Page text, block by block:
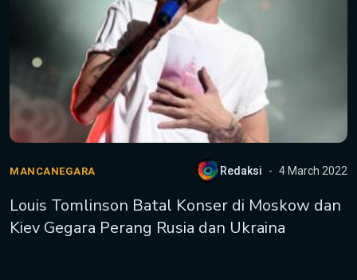
MANCANEGARA Redaksi 4 March 2022
Louis Tomlinson Batal Konser di Moskow dan
Kiev Gegara Perang Rusia dan Ukraina